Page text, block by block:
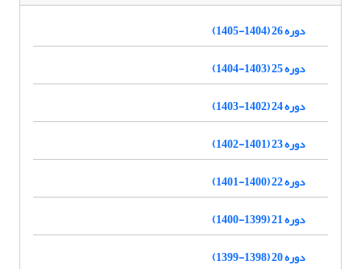
دوره 26 (1404-1405)
دوره 25 (1403-1404)
دوره 24 (1402-1403)
دوره 23 (1401-1402)
دوره 22 (1400-1401)
دوره 21 (1399-1400)
دوره 20 (1398-1399)